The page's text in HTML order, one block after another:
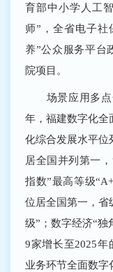
育部中小学人工
师”，全省电子社
养”公众服务平台
院项目。
场景应用多
年，福建数字化全
化综合发展水平位
居全国并列第一
指数”最高等级
位居全国第一，省
级”；数字经济“独
9家增长至2025年
业务环节全面数字